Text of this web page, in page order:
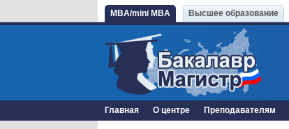
MBA/mini MBA Высшее образование
Главная О центре Преподавателям